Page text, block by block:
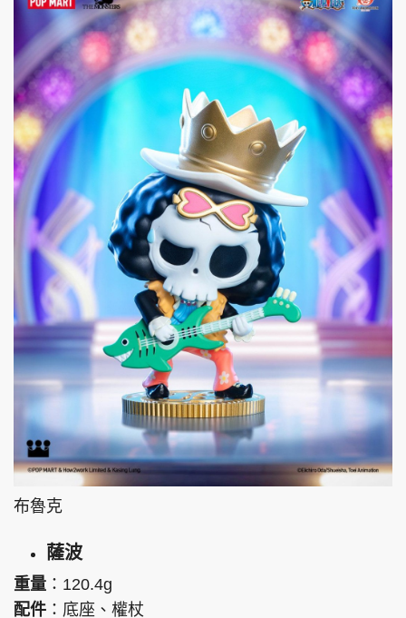
布魯克
薩波
重量 ：120.4g
配件 ：底座、權杖